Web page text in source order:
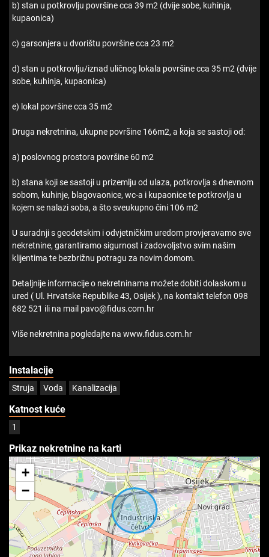
b) stan u potkrovlju površine cca 39 m2 (dvije sobe, kuhinja,
kupaonica)
c) garsonjera u dvorištu površine cca 23 m2
d) stan u potkrovlju/iznad uličnog lokala površine cca 35 m2 (dvije
sobe, kuhinja, kupaonica)
e) lokal površine cca 35 m2
Druga nekretnina, ukupne površine 166m2, a koja se sastoji od:
a) poslovnog prostora površine 60 m2
b) stana koji se sastoji u prizemlju od ulaza, potkrovlja s dnevnom
sobom, kuhinje, blagovaonice, wc-a i kupaonice te potkrovlja u
kojem se nalazi soba, a što sveukupno čini 106 m2
U suradnji s geodetskim i odvjetničkim uredom provjeravamo sve
nekretnine, garantiramo sigurnost i zadovoljstvo svim našim
klijentima te bezbrižnu potragu za novim domom.
Detaljnije informacije o nekretninama možete dobiti dolaskom u
ured ( Ul. Hrvatske Republike 43, Osijek ), na kontakt telefon 098
682 521 ili na mail pavo@fidus.com.hr
Više nekretnina pogledajte na www.fidus.com.hr
Instalacije
Struja Voda Kanalizacija
Katnost kuće
1
Prikaz nekretnine na karti
+
−